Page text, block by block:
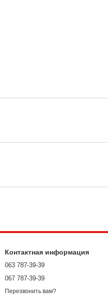
Контактная информация
063 787-39-39
067 787-39-39
Перезвонить вам?